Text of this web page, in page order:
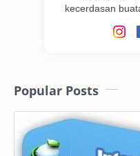
kecerdasan
Popular Posts